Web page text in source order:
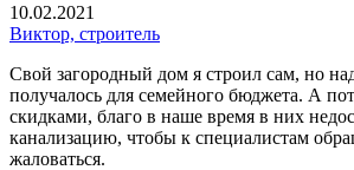
10.02.2021
Виктор, строитель
Свой загородный дом я строил сам, но
получалось для семейного бюджета. А
скидками, благо в наше время в них
канализацию, чтобы к специалистам
жаловаться.